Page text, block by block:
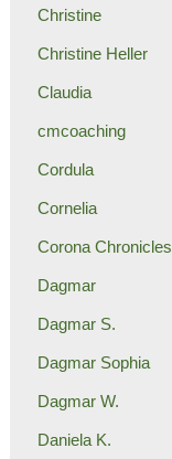
Christine
Christine Heller
Claudia
cmcoaching
Cordula
Cornelia
Corona Chronicles
Dagmar
Dagmar S.
Dagmar Sophia
Dagmar W.
Daniela K.